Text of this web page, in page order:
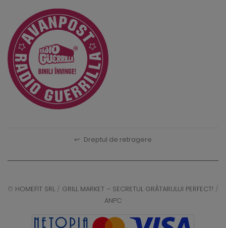
↩ Dreptul de retragere
© HOMEFIT SRL / GRILL MARKET – SECRETUL GRĂTARULUI PERFECT! /
ANPC